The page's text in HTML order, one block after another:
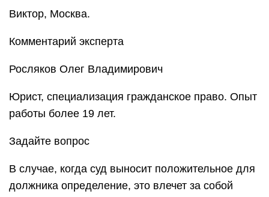
Виктор, Москва.
Комментарий эксперта
Росляков Олег Владимирович
Юрист, специализация гражданское право. Опыт
работы более 19 лет.
Задайте вопрос
В случае, когда суд выносит положительное для
должника определение, это влечет за собой